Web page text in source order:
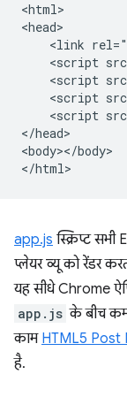
<html>
<head>
<link
<script
<script
<script
<script
</head>
<body></body>
app.js स्क्रिप्ट
प्लेयर व्यू को रेंडर
यह सीधे Chrome
app.js के बीच
काम HTML5 Post
है.